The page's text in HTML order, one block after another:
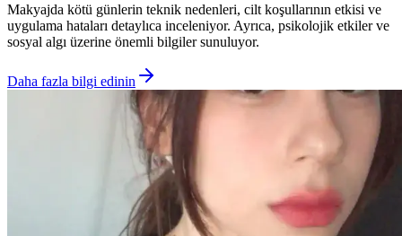
Makyajda kötü günlerin teknik nedenleri, cilt koşullarının etkisi ve
uygulama hataları detaylıca inceleniyor. Ayrıca, psikolojik etkiler ve
sosyal algı üzerine önemli bilgiler sunuluyor.
Daha fazla bilgi edinin